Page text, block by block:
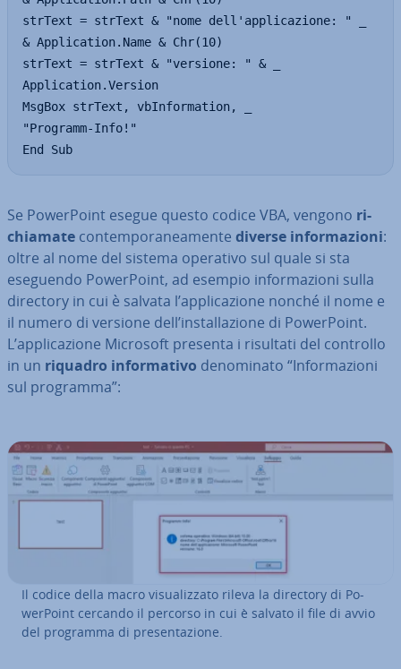
strText = strText & "nome dell'applicazione: " _
& Application.Name & Chr(10)
strText = strText & "versione: " & _
Application.Version
MsgBox strText, vbInformation, _
"Programm-Info!"
End Sub
Se Po­wer­Point esegue questo codice VBA, vengono ri­
chia­ma­te con­tem­po­ra­nea­men­te diverse in­for­ma­zio­ni:
oltre al nome del sistema operativo sul quale si sta
eseguendo Po­wer­Point, ad esempio in­for­ma­zio­ni sulla
directory in cui è salvata l’ap­pli­ca­zio­ne nonché il nome e
il numero di versione dell’in­stal­la­zio­ne di Po­wer­Point.
L’ap­pli­ca­zio­ne Microsoft presenta i risultati del controllo
in un riquadro in­for­ma­ti­vo de­no­mi­na­to “In­for­ma­zio­ni
sul programma”:
Il codice della macro vi­sua­liz­za­to rileva la directory di Po­
wer­Point cercando il percorso in cui è salvato il file di avvio
del programma di pre­sen­ta­zio­ne.